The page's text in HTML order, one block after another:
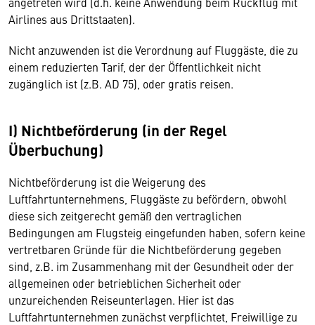
Airlines aus Drittstaaten).
Nicht anzuwenden ist die Verordnung auf Fluggäste, die zu
einem reduzierten Tarif, der der Öffentlichkeit nicht
zugänglich ist (z.B. AD 75), oder gratis reisen.
I) Nichtbeförderung (in der Regel
Überbuchung)
Nichtbeförderung ist die Weigerung des
Luftfahrtunternehmens, Fluggäste zu befördern, obwohl
diese sich zeitgerecht gemäß den vertraglichen
Bedingungen am Flugsteig eingefunden haben, sofern keine
vertretbaren Gründe für die Nichtbeförderung gegeben
sind, z.B. im Zusammenhang mit der Gesundheit oder der
allgemeinen oder betrieblichen Sicherheit oder
unzureichenden Reiseunterlagen. Hier ist das
Luftfahrtunternehmen zunächst verpflichtet, Freiwillige zu